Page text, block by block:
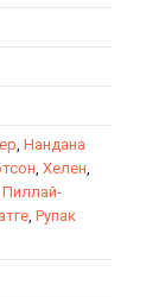
, Нандана
, Хелен,
Пиллай-
, Рупак